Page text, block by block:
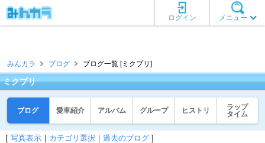
メニュー
ログイン
みんカラ ブログ ブログ一覧 [ミクプリ]
ミクプリ
ブログ 愛車紹介 アルバム グループ ヒストリ
ラップ
タイム
[ 写真表示 ｜ カテゴリ選択 ｜ 過去のブログ ]